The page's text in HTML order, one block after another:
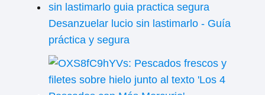
Desanzuelar lucio sin lastimarlo - Guía
práctica y segura